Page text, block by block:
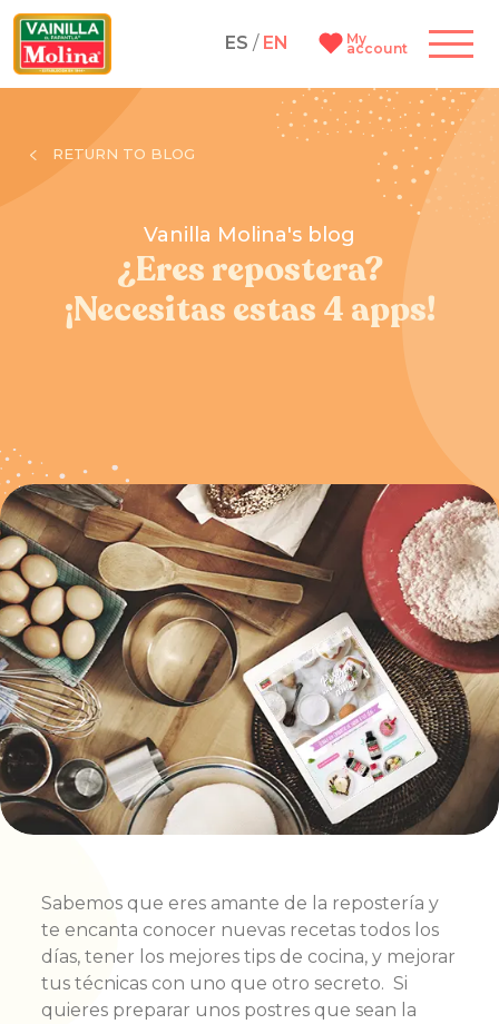
ES / EN My
account
RETURN TO BLOG
Vanilla Molina's blog
¿Eres repostera?
¡Necesitas estas 4 apps!
Sabemos que eres amante de la repostería y
te encanta conocer nuevas recetas todos los
días, tener los mejores tips de cocina, y mejorar
tus técnicas con uno que otro secreto. Si
quieres preparar unos postres que sean la